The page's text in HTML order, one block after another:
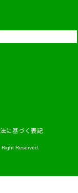
に基づく表記
Right Reserved.